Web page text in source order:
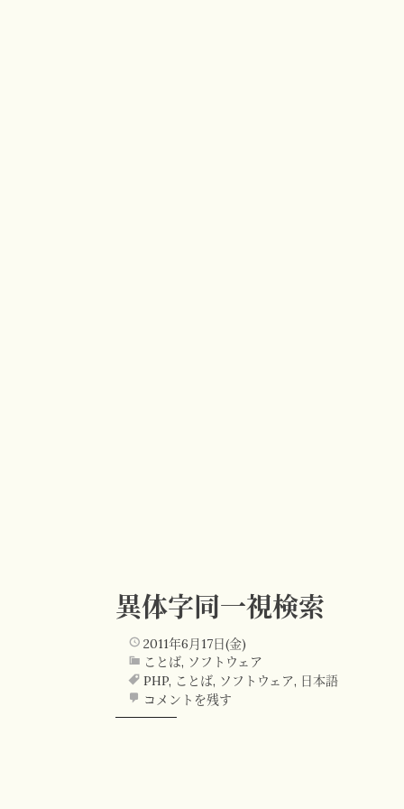
異体字同一視検索
2011年6月17日(金)
ことば, ソフトウェア
PHP, ことば, ソフトウェア, 日本語
コメントを残す